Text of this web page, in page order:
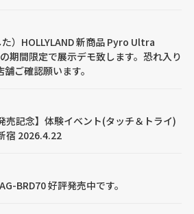
た）HOLLYLAND 新商品 Pyro Ultra
期間限定で展示デモ致します。恐れ入り
ご確認願います。
売記念】体験イベント(タッチ＆トライ)
宿 2026.4.22
BRD70 好評発売中です。